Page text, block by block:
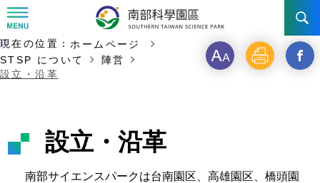
ニュース & 活動
イベント写真
陣営
投資ガイド
主な内容の開始
:::
現在の位置： ホームページ
STSP について
陣営
設立・沿革
フ
サ
印 新
ド
設立・沿革
南部サイエンスパークは台南園区、高雄園区、橋頭園